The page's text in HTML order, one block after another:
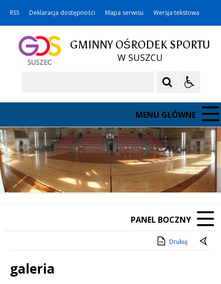
RSS Deklaracja dostępności Mapa serwisu Wersja tekstowa
GMINNY OŚRODEK SPORTU
W SUSZCU
MENU GŁÓWNE
PANEL BOCZNY
Drukuj
galeria